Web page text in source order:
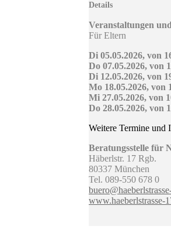
Details
Veranstaltungen
Für Eltern
Di 05.05.2026, von
Do 07.05.2026, von
Di 12.05.2026, von
Mo 18.05.2026, von
Mi 27.05.2026, von
Do 28.05.2026, von
Weitere Termine und
Beratungsstelle für
Häberlstr. 17 Rgb.
80337 München
Tel. 089-550 678 0
www.haeberlstrasse-